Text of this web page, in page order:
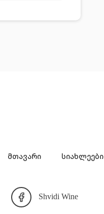
მთავარი სიახლეები
Shvidi Wine